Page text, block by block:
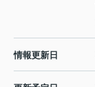
情報更新日